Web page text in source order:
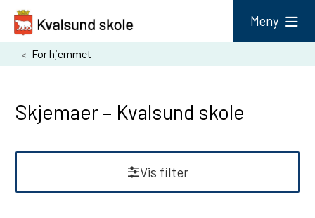
K
v
a
s
n
s
Meny
Du For hjemmet
Skjemaer – Kvalsund skole
Vis filter